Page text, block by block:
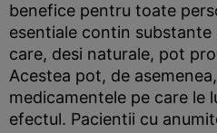
benefice pentru toate
esentiale contin substante
care, desi naturale, pot
Acestea pot, de
medicamentele pe care le
efectul. Pacientii cu